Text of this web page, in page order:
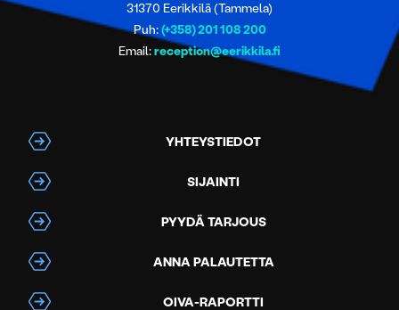
31370 Eerikkilä (Tammela)
Puh:(+358) 201 108 200
Email:reception@eerikkila.fi
YHTEYSTIEDOT
SIJAINTI
PYYDÄ TARJOUS
ANNA PALAUTETTA
OIVA-RAPORTTI